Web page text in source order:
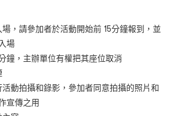
，請參加者於活動開始前 15分鐘報到，並
場
鐘，主辦單位有權把其座位取消
動拍攝和錄影，參加者同意拍攝的照片和
宣傳之用